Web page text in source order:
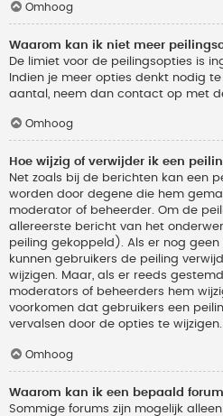
Omhoog
Waarom kan ik niet meer
De limiet voor de peilingsopties is
Indien je meer opties denkt nodig
aantal, neem dan contact op met
Omhoog
Hoe wijzig of verwijder ik een
Net zoals bij de berichten kan een
worden door degene die hem
moderator of beheerder. Om de
allereerste bericht van het
peiling gekoppeld). Als er nog
kunnen gebruikers de peiling
wijzigen. Maar, als er reeds
moderators of beheerders hem
voorkomen dat gebruikers een
vervalsen door de opties te wijzigen.
Omhoog
Waarom kan ik een bepaald
Sommige forums zijn mogelijk